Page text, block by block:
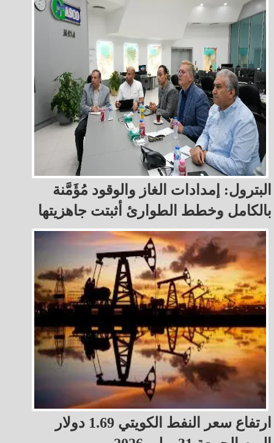
البترول: إمدادات الغاز والوقود مُؤَمَّنة
بالكامل وخطط الطوارئ أثبتت جاهزيتها
ارتفاع سعر النفط الكويتي 1.69 دولار